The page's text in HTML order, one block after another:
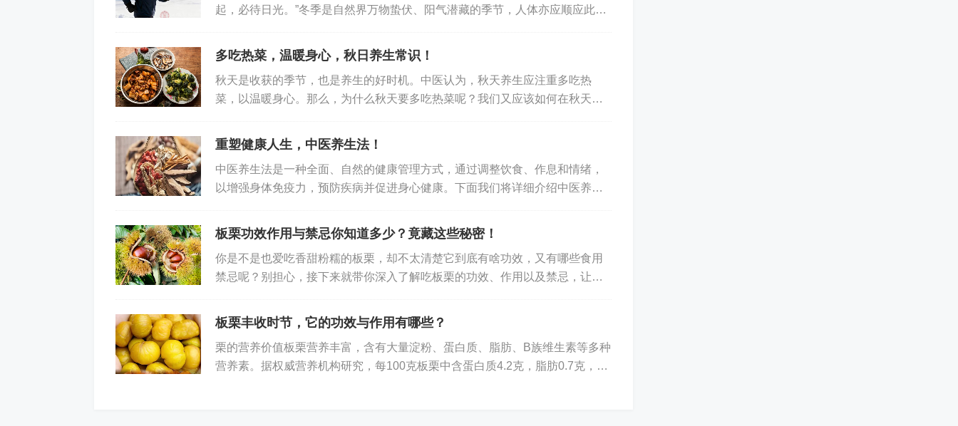
（三）晚餐：
加入适量水，放入豆腐和虾皮煮沸，加入菠菜，煮熟后加入适量盐调味。豆腐富含植物蛋白和钙，
菠菜富含铁、钾等矿物质，虾皮富含钙和蛋白质，此汤营养丰富，有助于补钙降压。
A、维生素 C、膳食纤维和钾等营养成分，有助于降低血压，促进肠道蠕动。
全麦馒头：50 克。全麦馒头富含膳食纤维，可增加饱腹感，有助于控制体重，稳定血糖和血压。
高血压患者在日常生活中应遵循上述饮食原则，合理安排饮食，同时结合适当的运动和良好的生活
习惯，有效控制血压，降低心脑血管疾病的发生风险。如有需要，请咨询专业医生或营养师，制定
起，必待日光。”冬季是自然界万物蛰伏、阳气潜藏的季节，人体亦应顺应此规
多吃热菜，温暖身心，秋日养生常识！
秋天是收获的季节，也是养生的好时机。中医认为，秋天养生应注重多吃热
菜，以温暖身心。那么，为什么秋天要多吃热菜呢？我们又应该如何在秋天进
重塑健康人生，中医养生法！
中医养生法是一种全面、自然的健康管理方式，通过调整饮食、作息和情绪，
以增强身体免疫力，预防疾病并促进身心健康。下面我们将详细介绍中医养生
板栗功效作用与禁忌你知道多少？竟藏这些秘密！
你是不是也爱吃香甜粉糯的板栗，却不太清楚它到底有啥功效，又有哪些食用
禁忌呢？别担心，接下来就带你深入了解吃板栗的功效、作用以及禁忌，让你
板栗丰收时节，它的功效与作用有哪些？
栗的营养价值板栗营养丰富，含有大量淀粉、蛋白质、脂肪、B族维生素等多种
营养素。据权威营养机构研究，每100克板栗中含蛋白质4.2克，脂肪0.7克，碳